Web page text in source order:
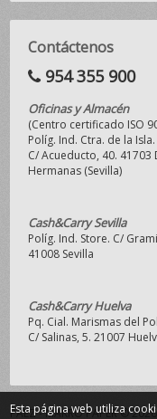
Contáctenos
954 355 900
Oficinas y Almacén
(Centro certificado ISO
Políg. Ind. Ctra. de la Isla.
C/ Acueducto, 40. 41703
Hermanas (Sevilla)
Cash&Carry Sevilla
Políg. Ind. Store. C/
41008 Sevilla
Cash&Carry Huelva
Pq. Cial. Marismas del
C/ Salinas, 5. 21007
PAEZ - MAKRO PAPER ©
Esta página web utiliza